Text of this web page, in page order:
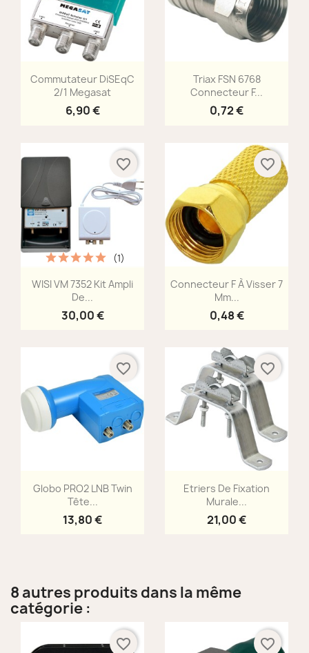
Aperçu rapide
Commutateur DiSEqC
2/1 Megasat
6,90 €
Aperçu rapide
Triax FSN 6768
Connecteur F...
0,72 €
Aperçu rapide
WISI VM 7352 Kit Ampli
De...
30,00 €
(1)
favorite_border
Aperçu rapide
Connecteur F À Visser 7
Mm...
0,48 €
favorite_border
Aperçu rapide
Globo PRO2 LNB Twin
Tête...
13,80 €
favorite_border
Aperçu rapide
Etriers De Fixation
Murale...
21,00 €
favorite_border
8 autres produits dans la même
catégorie :
favorite_border favorite_border